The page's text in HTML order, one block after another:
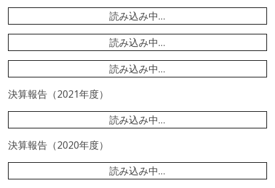
団
読み込み中…
読み込み中…
読み込み中…
決算報告（2021年度）
読み込み中…
決算報告（2020年度）
読み込み中…